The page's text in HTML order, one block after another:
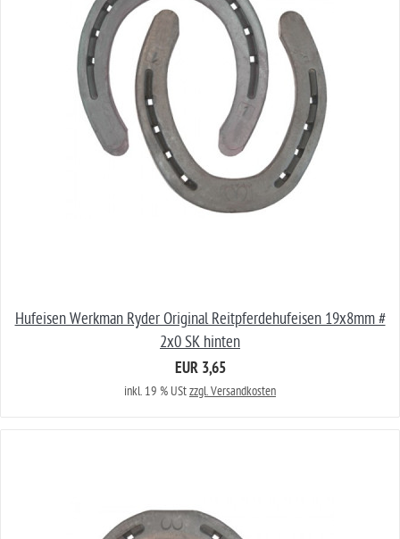
Hufeisen Werkman Ryder Original Reitpferdehufeisen 19x8mm #
2x0 SK hinten
EUR 3,65
inkl. 19 % UStzzgl. Versandkosten